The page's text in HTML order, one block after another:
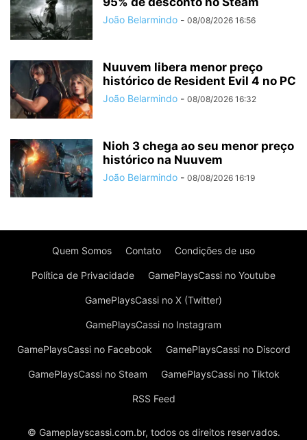
João Belarmindo - 08/08/2026 16:56
Nuuvem libera menor preço
histórico de Resident Evil 4 no PC
João Belarmindo - 08/08/2026 16:32
Nioh 3 chega ao seu menor preço
histórico na Nuuvem
João Belarmindo - 08/08/2026 16:19
Quem Somos Contato Condições de uso
Política de Privacidade GamePlaysCassi no Youtube
GamePlaysCassi no X (Twitter)
GamePlaysCassi no Instagram
GamePlaysCassi no Facebook GamePlaysCassi no Discord
GamePlaysCassi no Steam GamePlaysCassi no Tiktok
RSS Feed
© Gameplayscassi.com.br, todos os direitos reservados.